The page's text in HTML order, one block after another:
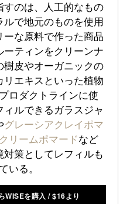
のは、人工的なもの
で地元のものを使用
ーな原料で作った商品
ティンをクリーンナ
樹皮やオーガニックの
エキスといった植物
ロダクトラインに使
ルできるガラスジャ
グレーシアクレイポマ
リームポマードなど
策としてレフィルも
いる。
WISEを購入 /$16より